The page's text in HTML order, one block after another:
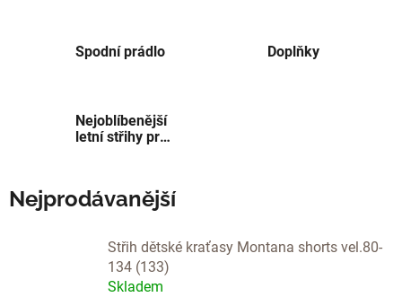
Spodní prádlo Doplňky
Nejoblíbenější
letní střihy pro
Nejprodávanější
Střih dětské kraťasy Montana shorts vel.80-
134 (133)
Skladem